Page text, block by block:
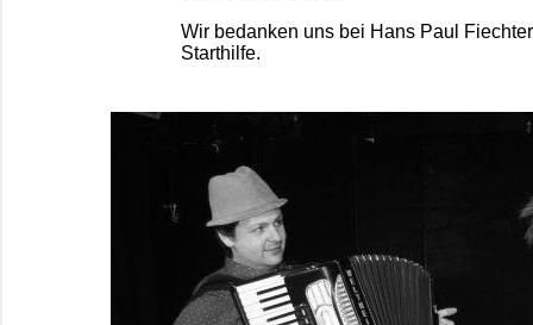
Wir bedanken uns bei Hans Paul
Starthilfe.